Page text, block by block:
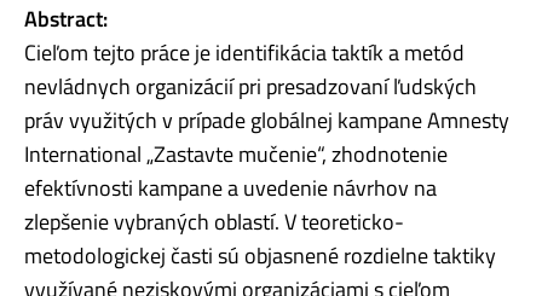
Abstract:
Cieľom tejto práce je identifikácia taktík a metód
nevládnych organizácií pri presadzovaní ľudských
práv využitých v prípade globálnej kampane Amnesty
International „Zastavte mučenie“, zhodnotenie
efektívnosti kampane a uvedenie návrhov na
zlepšenie vybraných oblastí. V teoreticko-
metodologickej časti sú objasnené rozdielne taktiky
využívané neziskovými organizáciami s cieľom